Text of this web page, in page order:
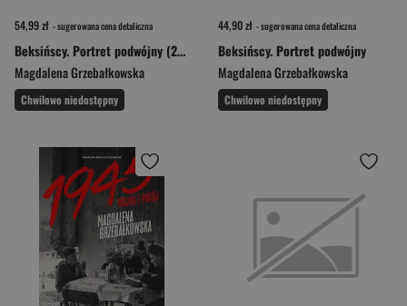
54,99 zł - sugerowana cena detaliczna
Beksińscy. Portret podwójny (2021)
Magdalena Grzebałkowska
Chwilowo niedostępny
44,90 zł - sugerowana cena detaliczna
Beksińscy. Portret podwójny
Magdalena Grzebałkowska
Chwilowo niedostępny